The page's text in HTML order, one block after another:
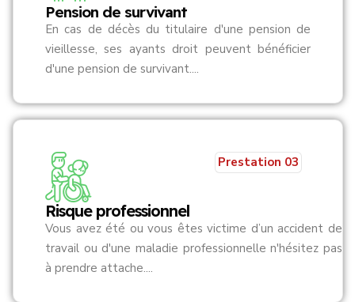
Pension de survivant
En cas de décès du titulaire d'une pension de
vieillesse, ses ayants droit peuvent bénéficier
d'une pension de survivant....
Prestation 03
Risque professionnel
Vous avez été ou vous êtes victime d’un accident de
travail ou d'une maladie professionnelle n'hésitez pas
à prendre attache....